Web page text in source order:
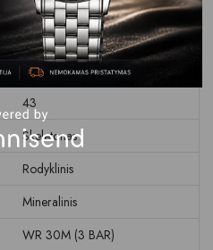
Automechanika
Plienas/PVD danga
Apvalus
43
Skeletonas
Rodyklinis
Mineralinis
WR 30M (3 BAR)